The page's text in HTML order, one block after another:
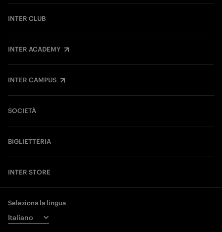
INTER CLUB
INTER ACADEMY
INTER CAMPUS
SOCIETÀ
BIGLIETTERIA
INTER STORE
Seleziona la lingua